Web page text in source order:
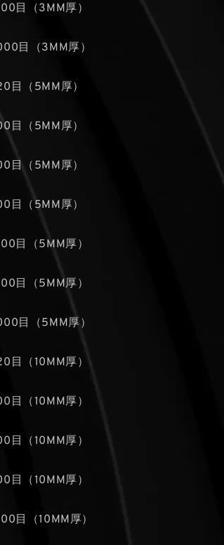
目（3MM厚）
目（3MM厚）
目（5MM厚）
目（5MM厚）
目（5MM厚）
目（5MM厚）
目（5MM厚）
目（5MM厚）
目（5MM厚）
目（10MM厚）
目（10MM厚）
目（10MM厚）
目（10MM厚）
目（10MM厚）